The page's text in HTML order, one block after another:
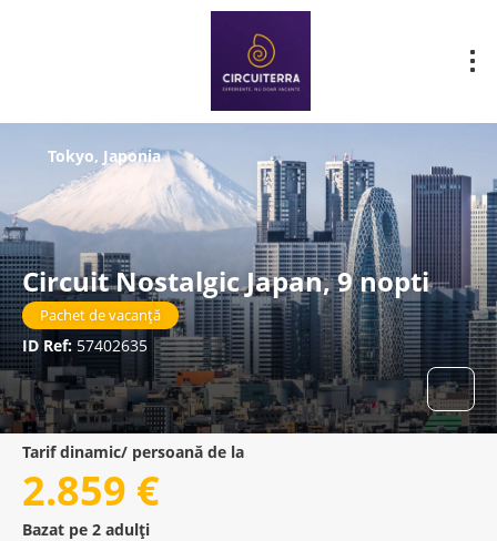
Circuit Nostalgic Japan, 9 nopti
Pachet de vacanță
ID Ref: 57402635
Tokyo, Japonia
Tarif dinamic/ persoană de la
2.859 €
Bazat pe 2 adulți